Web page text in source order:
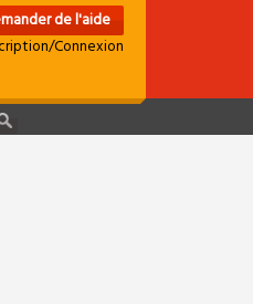
de l'aide
Connexion